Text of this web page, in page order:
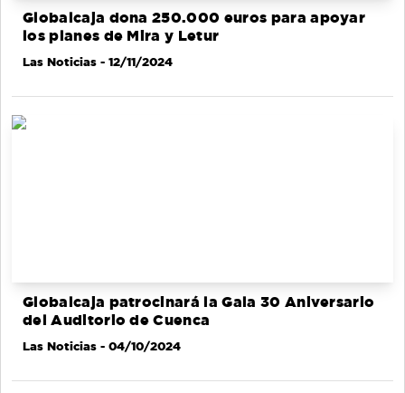
Globalcaja dona 250.000 euros para apoyar
los planes de Mira y Letur
Las Noticias - 12/11/2024
Globalcaja patrocinará la Gala 30 Aniversario
del Auditorio de Cuenca
Las Noticias - 04/10/2024